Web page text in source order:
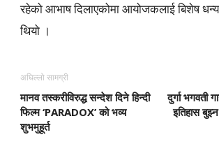
रहेको आभाष दिलाएकोमा आयोजकलाई बिशेष
थियो ।
अघिल्लो सामग्री
मानव तस्करीविरुद्ध सन्देश दिने हिन्दी
फिल्म ‘PARADOX’ को भव्य
शुभमुहूर्त
दुर्गा भगवती
इतिहास